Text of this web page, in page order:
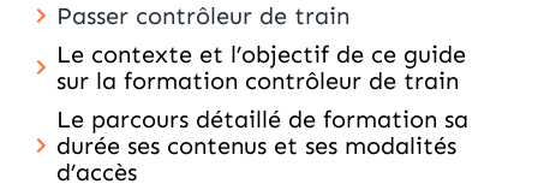
Passer contrôleur de train
Le contexte et l’objectif de ce guide
sur la formation contrôleur de train
Le parcours détaillé de formation sa
durée ses contenus et ses modalités
d’accès